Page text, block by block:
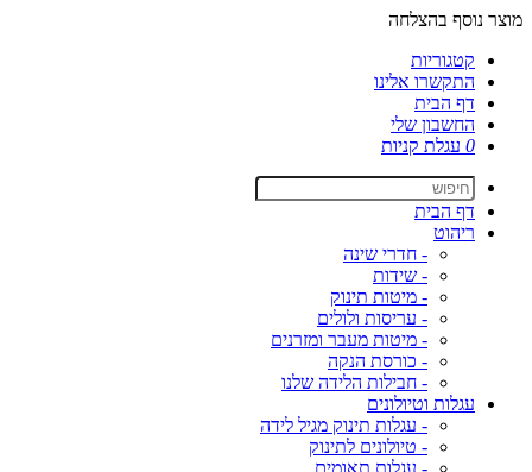
מוצר נוסף בהצלחה
קטגוריות
התקשרו אלינו
דף הבית
החשבון שלי
0 עגלת קניות
דף הבית
ריהוט
- חדרי שינה
- שידות
- מיטות תינוק
- עריסות ולולים
- מיטות מעבר ומזרנים
- כורסת הנקה
- חבילות הלידה שלנו
עגלות וטיולונים
- עגלות תינוק מגיל לידה
- טיולונים לתינוק
- עגלות תאומים